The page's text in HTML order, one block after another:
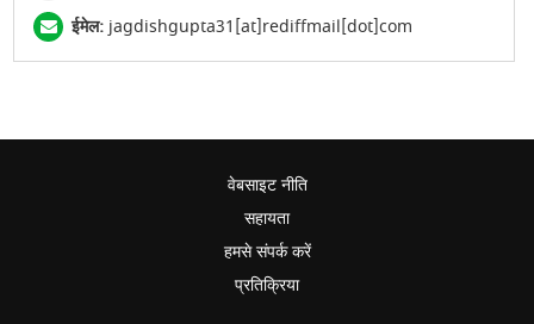
ईमेल: jagdishgupta31[at]rediffmail[dot]com
वेबसाइट नीति
सहायता
हमसे संपर्क करें
प्रतिक्रिया